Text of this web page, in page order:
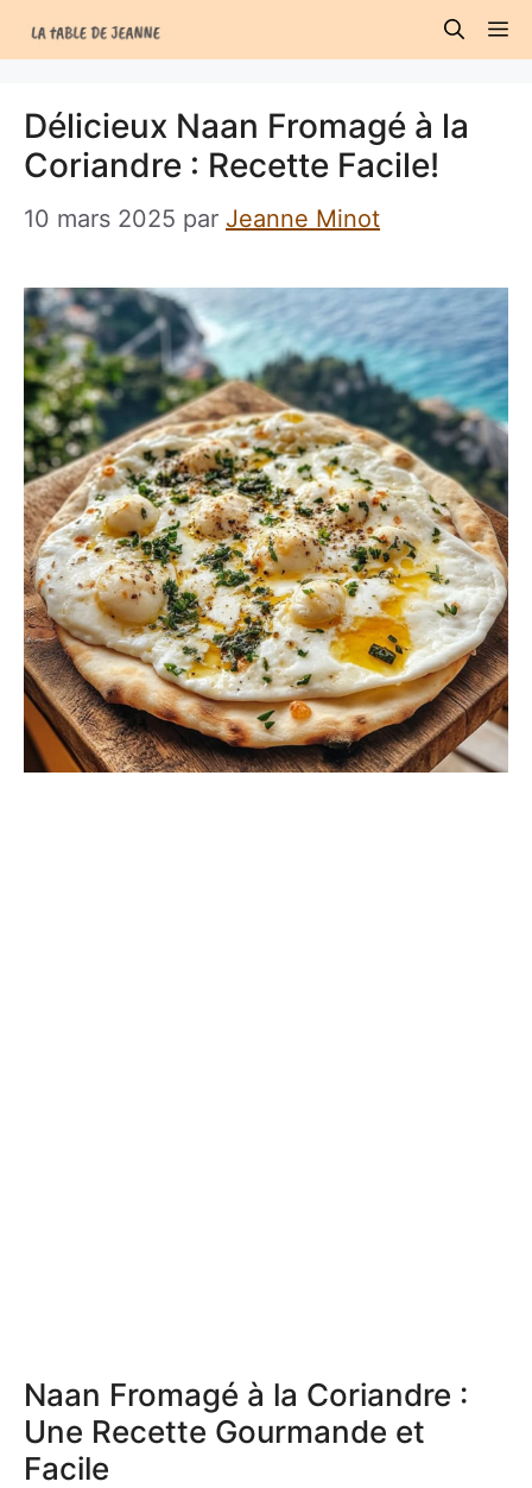
au
Délicieux Naan Fromagé à la
Coriandre : Recette Facile!
10 mars 2025 par Jeanne Minot
Naan Fromagé à la Coriandre :
Une Recette Gourmande et
Facile